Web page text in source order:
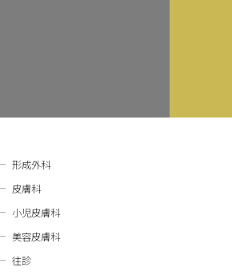
形成外科
皮膚科
小児皮膚科
美容皮膚科
往診